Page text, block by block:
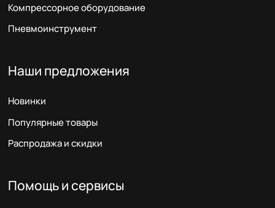
Компрессорное оборудование
Пневмоинструмент
Наши предложения
Новинки
Популярные товары
Распродажа и скидки
Помощь и сервисы